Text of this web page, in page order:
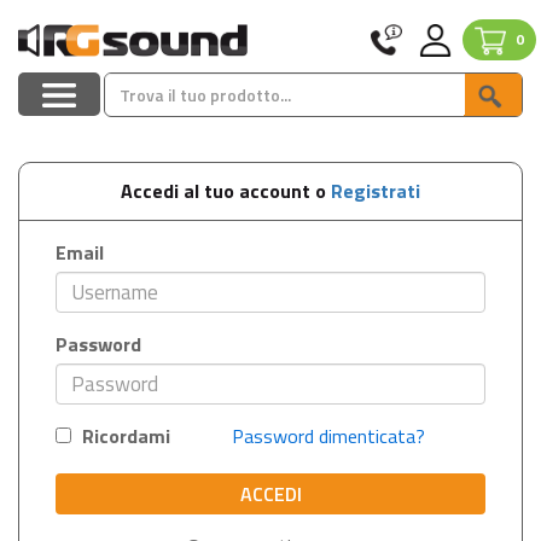
0
Accedi al tuo account o Registrati
Email
Password
Ricordami Password dimenticata?